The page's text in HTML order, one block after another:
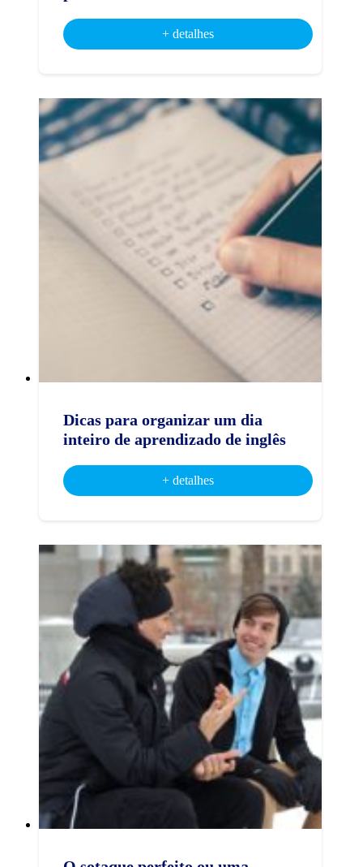
+ detalhes
Dicas para organizar um dia
inteiro de aprendizado de inglês
+ detalhes